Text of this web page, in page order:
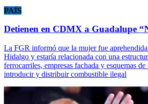
PAÍS
Detienen en CDMX a Guadalupe
La FGR informó que la mujer fue
Hidalgo y estaría relacionada con una
ferrocarriles, empresas fachada y esquemas
introducir y distribuir combustible ilegal